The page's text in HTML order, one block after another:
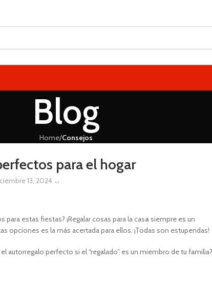
Blog
Home/Consejos
para el hogar
13, 2024
estas fiestas? ¡Regalar cosas para la casasiempre es un
opciones es la más acertada para ellos. ¡Todas son estupendas!
autorregalo perfecto si el “regalado” es un miembro de tu familia?